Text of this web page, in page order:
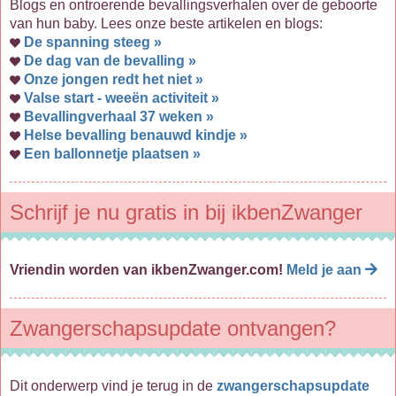
Blogs en ontroerende bevallingsverhalen over de geboorte
van hun baby. Lees onze beste artikelen en blogs:
De spanning steeg »
De dag van de bevalling »
Onze jongen redt het niet »
Valse start - weeën activiteit »
Bevallingverhaal 37 weken »
Helse bevalling benauwd kindje »
Een ballonnetje plaatsen »
Schrijf je nu gratis in bij ikbenZwanger
Vriendin worden van ikbenZwanger.com! Meld je aan
Zwangerschapsupdate ontvangen?
Dit onderwerp vind je terug in de zwangerschapsupdate